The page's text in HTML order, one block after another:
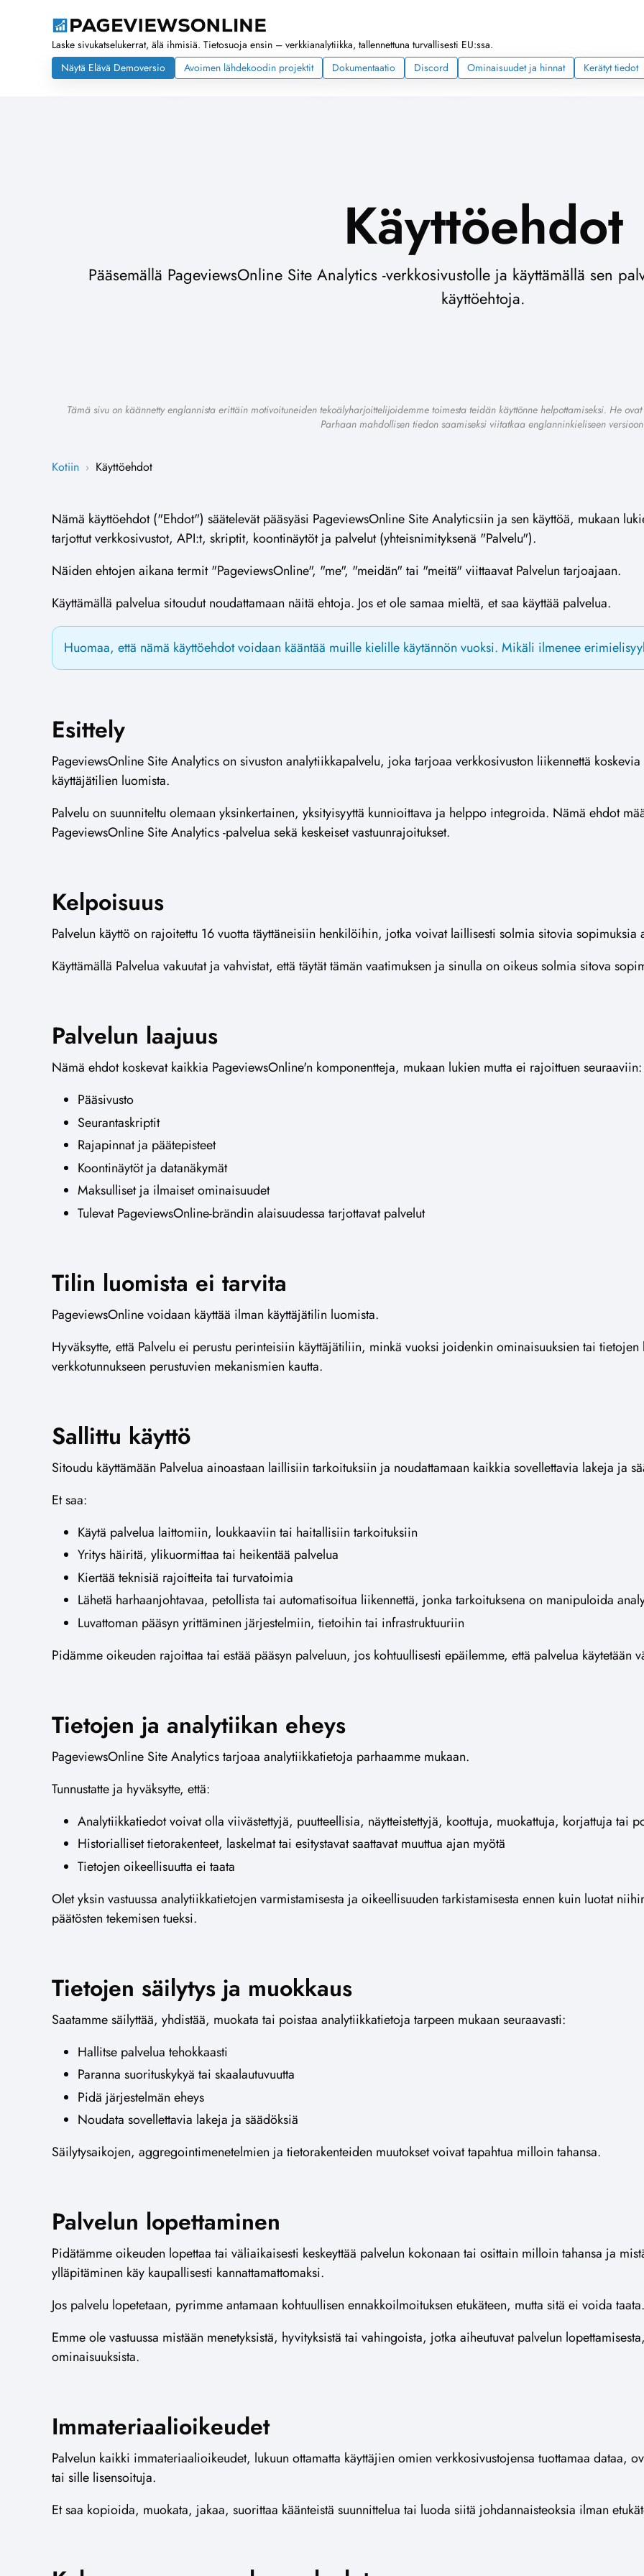
Laske sivukatselukerrat, älä ihmisiä. Tietosuoja ensin – verkkianalytiikka, tallennettuna turvallisesti EU:ssa.
Näytä Elävä Demoversio
Avoimen lähdekoodin projektit Dokumentaatio Discord Ominaisuudet ja hinnat Kerätyt tiedot
Käyttöehdot
Pääsemällä PageviewsOnline Site Analytics -verkkosivustolle ja käyttämällä sen
käyttöehtoja.
Tämä sivu on käännetty englannista erittäin motivoituneiden tekoälyharjoittelijoidemme toimesta teidän käyttönne helpottamiseksi. He
Parhaan mahdollisen tiedon saamiseksi viitatkaa englanninkieliseen
Kotiin › Käyttöehdot
Nämä käyttöehdot ("Ehdot") säätelevät pääsyäsi PageviewsOnline Site Analyticsiin ja sen käyttöä, mukaan
tarjottut verkkosivustot, API:t, skriptit, koontinäytöt ja palvelut (yhteisnimityksenä "Palvelu").
Näiden ehtojen aikana termit "PageviewsOnline", "me", "meidän" tai "meitä" viittaavat Palvelun tarjoajaan.
Käyttämällä palvelua sitoudut noudattamaan näitä ehtoja. Jos et ole samaa mieltä, et saa käyttää palvelua.
Huomaa, että nämä käyttöehdot voidaan kääntää muille kielille käytännön vuoksi. Mikäli ilmenee
Esittely
PageviewsOnline Site Analytics on sivuston analytiikkapalvelu, joka tarjoaa verkkosivuston liikennettä
käyttäjätilien luomista.
Palvelu on suunniteltu olemaan yksinkertainen, yksityisyyttä kunnioittava ja helppo integroida. Nämä ehdot
PageviewsOnline Site Analytics -palvelua sekä keskeiset vastuunrajoitukset.
Kelpoisuus
Palvelun käyttö on rajoitettu 16 vuotta täyttäneisiin henkilöihin, jotka voivat laillisesti solmia sitovia sopimuksia
Käyttämällä Palvelua vakuutat ja vahvistat, että täytät tämän vaatimuksen ja sinulla on oikeus solmia sitova
Palvelun laajuus
Nämä ehdot koskevat kaikkia PageviewsOnline'n komponentteja, mukaan lukien mutta ei rajoittuen seuraaviin:
Pääsivusto
Seurantaskriptit
Rajapinnat ja päätepisteet
Koontinäytöt ja datanäkymät
Maksulliset ja ilmaiset ominaisuudet
Tulevat PageviewsOnline-brändin alaisuudessa tarjottavat palvelut
Tilin luomista ei tarvita
PageviewsOnline voidaan käyttää ilman käyttäjätilin luomista.
Hyväksytte, että Palvelu ei perustu perinteisiin käyttäjätiliin, minkä vuoksi joidenkin ominaisuuksien tai
verkkotunnukseen perustuvien mekanismien kautta.
Sallittu käyttö
Sitoudu käyttämään Palvelua ainoastaan laillisiin tarkoituksiin ja noudattamaan kaikkia sovellettavia lakeja ja
Et saa:
Käytä palvelua laittomiin, loukkaaviin tai haitallisiin tarkoituksiin
Yritys häiritä, ylikuormittaa tai heikentää palvelua
Kiertää teknisiä rajoitteita tai turvatoimia
Lähetä harhaanjohtavaa, petollista tai automatisoitua liikennettä, jonka tarkoituksena on manipuloida
Luvattoman pääsyn yrittäminen järjestelmiin, tietoihin tai infrastruktuuriin
Pidämme oikeuden rajoittaa tai estää pääsyn palveluun, jos kohtuullisesti epäilemme, että palvelua käytetään
Tietojen ja analytiikan eheys
PageviewsOnline Site Analytics tarjoaa analytiikkatietoja parhaamme mukaan.
Tunnustatte ja hyväksytte, että:
Analytiikkatiedot voivat olla viivästettyjä, puutteellisia, näytteistettyjä, koottuja, muokattuja, korjattuja tai
Historialliset tietorakenteet, laskelmat tai esitystavat saattavat muuttua ajan myötä
Tietojen oikeellisuutta ei taata
Olet yksin vastuussa analytiikkatietojen varmistamisesta ja oikeellisuuden tarkistamisesta ennen kuin luotat
päätösten tekemisen tueksi.
Tietojen säilytys ja muokkaus
Saatamme säilyttää, yhdistää, muokata tai poistaa analytiikkatietoja tarpeen mukaan seuraavasti:
Hallitse palvelua tehokkaasti
Paranna suorituskykyä tai skaalautuvuutta
Pidä järjestelmän eheys
Noudata sovellettavia lakeja ja säädöksiä
Säilytysaikojen, aggregointimenetelmien ja tietorakenteiden muutokset voivat tapahtua milloin tahansa.
Palvelun lopettaminen
Pidätämme oikeuden lopettaa tai väliaikaisesti keskeyttää palvelun kokonaan tai osittain milloin tahansa ja
ylläpitäminen käy kaupallisesti kannattamattomaksi.
Jos palvelu lopetetaan, pyrimme antamaan kohtuullisen ennakkoilmoituksen etukäteen, mutta sitä ei voida taata.
Emme ole vastuussa mistään menetyksistä, hyvityksistä tai vahingoista, jotka aiheutuvat palvelun
ominaisuuksista.
Immateriaalioikeudet
Palvelun kaikki immateriaalioikeudet, lukuun ottamatta käyttäjien omien verkkosivustojensa tuottamaa dataa,
tai sille lisensoituja.
Et saa kopioida, muokata, jakaa, suorittaa käänteistä suunnittelua tai luoda siitä johdannaisteoksia ilman